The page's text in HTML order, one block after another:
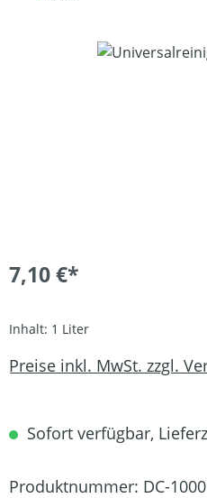
Bildergalerie überspringen
7,10 €*
Inhalt: 1 Liter
Preise inkl. MwSt. zzgl.
Sofort verfügbar,
Produktnummer: DC-